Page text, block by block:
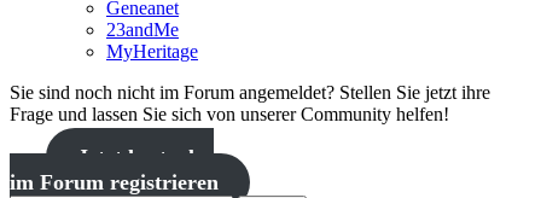
Geneanet
23andMe
MyHeritage
Sie sind noch nicht im Forum angemeldet? Stellen Sie jetzt ihre
Frage und lassen Sie sich von unserer Community helfen!
Jetzt kostenlos
im Forum registrieren